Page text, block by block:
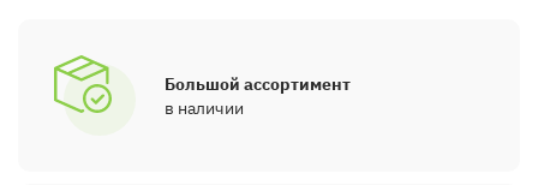
Большой ассортимент
в наличии